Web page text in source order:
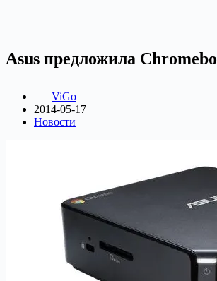
Asus предложила
ViGo
2014-05-17
Новости